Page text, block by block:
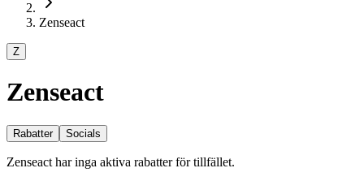
Zenseact
Z
Zenseact
Rabatter Socials
Zenseact har inga aktiva rabatter för tillfället.